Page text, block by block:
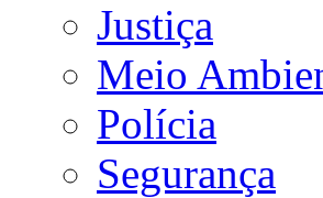
Justiça
Meio
Polícia
Segurança